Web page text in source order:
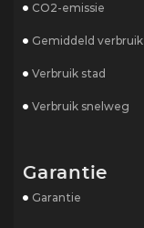
CO2-emissie
Gemiddeld verbruik
Verbruik stad
Verbruik snelweg
Garantie
Garantie